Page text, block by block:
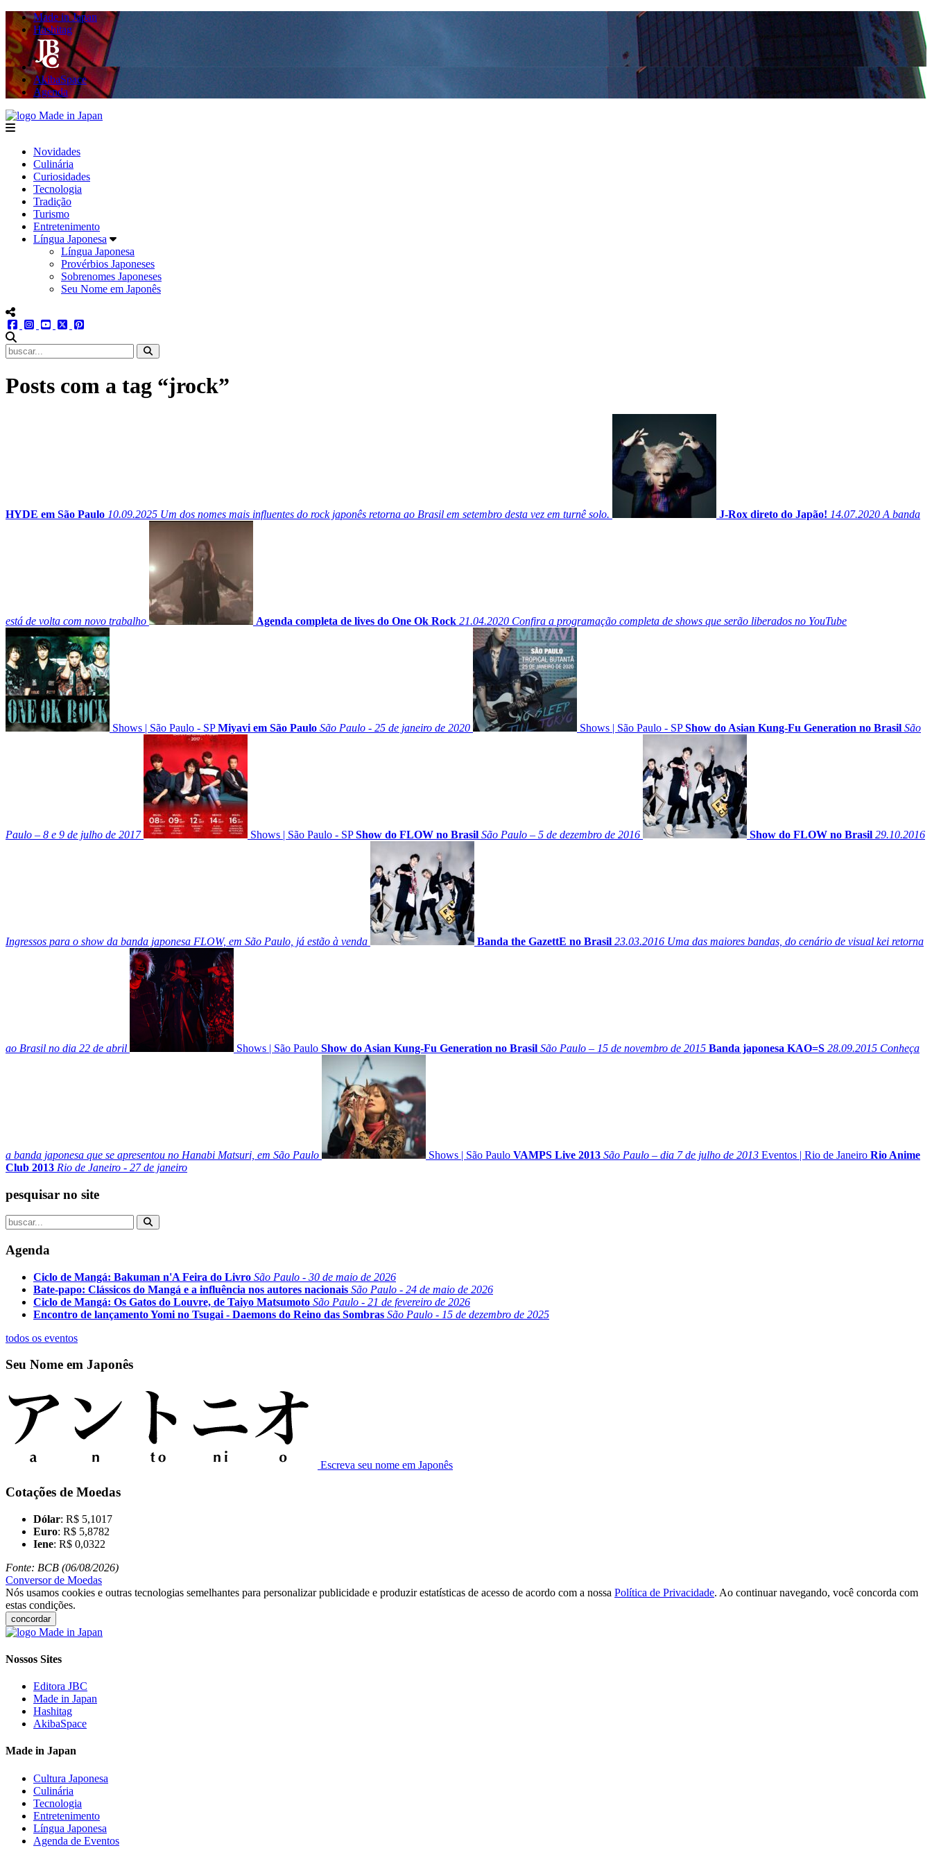
Made in Japan
Hashitag
AkibaSpace
Agenda
menu
Novidades
Culinária
Curiosidades
Tecnologia
Tradição
Turismo
Entretenimento
Língua Japonesa
Língua Japonesa
Provérbios Japoneses
Sobrenomes Japoneses
Seu Nome em Japonês
menu redes social
facebookinstagram
youtube
twitter
Posts com a tag “jrock”
HYDE em São Paulo 10.09.2025 Um dos nomes mais influentes do rock japonês retorna ao Brasil em setembro desta vez em turnê solo. J-Rox direto do Japão! 14.07.2020 A banda
está de volta com novo trabalho Agenda completa de lives do One Ok Rock 21.04.2020 Confira a programação completa de shows que serão liberados no YouTube
Shows | São Paulo - SP Miyavi em São Paulo São Paulo - 25 de janeiro de 2020 Shows | São Paulo - SP Show do Asian Kung-Fu Generation no Brasil São
Paulo – 8 e 9 de julho de 2017 Shows | São Paulo - SP Show do FLOW no Brasil São Paulo – 5 de dezembro de 2016 Show do FLOW no Brasil 29.10.2016
Ingressos para o show da banda japonesa FLOW, em São Paulo, já estão à venda Banda the GazettE no Brasil 23.03.2016 Uma das maiores bandas, do cenário de visual kei retorna
ao Brasil no dia 22 de abril Shows | São Paulo Show do Asian Kung-Fu Generation no Brasil São Paulo – 15 de novembro de 2015 Banda japonesa KAO=S 28.09.2015 Conheça
a banda japonesa que se apresentou no Hanabi Matsuri, em São Paulo Shows | São Paulo VAMPS Live 2013 São Paulo – dia 7 de julho de 2013 Eventos | Rio de Janeiro Rio Anime
Club 2013 Rio de Janeiro - 27 de janeiro
pesquisar no site
Agenda
Ciclo de Mangá: Bakuman n'A Feira do Livro São Paulo - 30 de maio de 2026
Bate-papo: Clássicos do Mangá e a influência nos autores nacionais São Paulo - 24 de maio de 2026
Ciclo de Mangá: Os Gatos do Louvre, de Taiyo Matsumoto São Paulo - 21 de fevereiro de 2026
Encontro de lançamento Yomi no Tsugai - Daemons do Reino das Sombras São Paulo - 15 de dezembro de 2025
todos os eventos
Seu Nome em Japonês
Escreva seu nome em Japonês
Cotações de Moedas
Dólar: R$ 5,1017
Euro: R$ 5,8782
Iene: R$ 0,0322
Fonte: BCB (06/08/2026)
Conversor de Moedas
Nós usamos cookies e outras tecnologias semelhantes para personalizar publicidade e produzir estatísticas de acesso de acordo com a nossa Política de Privacidade. Ao continuar navegando, você concorda com
estas condições.
concordar
Nossos Sites
Editora JBC
Made in Japan
Hashitag
AkibaSpace
Made in Japan
Cultura Japonesa
Culinária
Tecnologia
Entretenimento
Língua Japonesa
Agenda de Eventos